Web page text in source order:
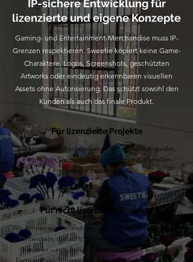
IP-sichere Entwicklung für
lizenzierte und eigene Konzepte
Gaming- und Entertainment-Merchandise muss IP-
Grenzen respektieren. Sweetie kopiert keine Game-
Charaktere, Logos, Screenshots, geschützten
Artworks oder eindeutig erkennbaren visuellen
Assets ohne Autorisierung. Das schützt sowohl den
Kunden als auch das finale Produkt.
Für lizenzierte Projekte
Wir können mit freigegebenem Artwork, Styleguides,
Farbregeln, Verpackungsvorgaben und offiziellen
Freigabeprozessen arbeiten.
Für nicht lizenzierte Projekte
Wir können eigenständige gaming-inspirierte Konzepte
entwickeln, die auf breiteren kreativen Richtungen
basieren – zum Beispiel Fantasy-Welten, E-Sport-
Farben, Pixel-Stimmungen, saisonale Emotionen, Fan-